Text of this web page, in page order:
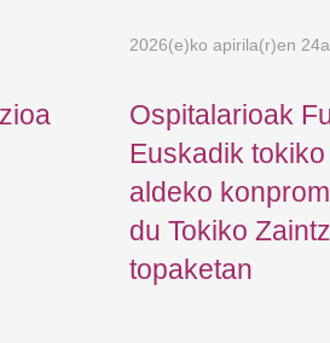
2026(e)ko apirila(r)en 24a
Ospitalarioak
Euskadik
aldeko
du Tokiko
topaketan